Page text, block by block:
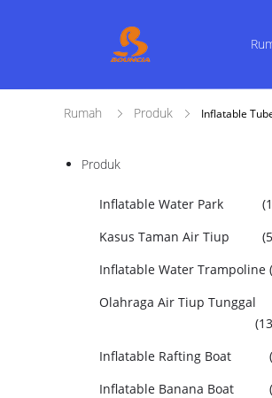
Rumah Produk Inflatable
Produk
Inflatable Water Park
Kasus Taman Air Tiup
Inflatable Water Trampoline
Olahraga Air Tiup Tunggal
Inflatable Rafting Boat
Inflatable Banana Boat